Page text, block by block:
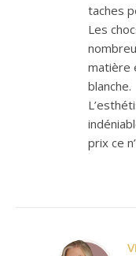
taches
Les
matière
blanche.
prix ce